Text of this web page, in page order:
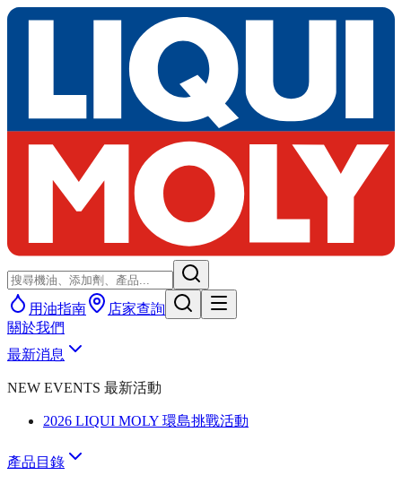
用油指南
店家查詢
關於我們
最新消息
NEW EVENTS 最新活動
2026 LIQUI MOLY 環島挑戰活動
產品目錄